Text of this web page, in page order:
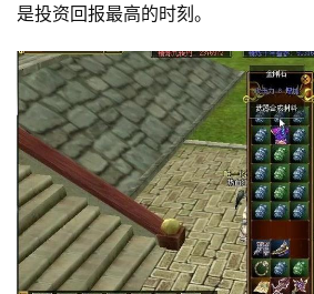
是投资回报最高的时刻。